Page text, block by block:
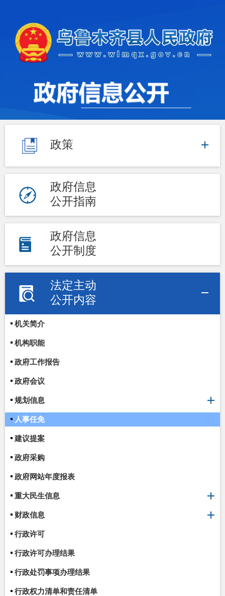
政策
政府信息
公开指南
政府信息
公开制度
法定主动
公开内容
机关简介
机构职能
政府工作报告
政府会议
规划信息
人事任免
建议提案
政府采购
政府网站年度报表
重大民生信息
财政信息
行政许可
行政许可办理结果
行政处罚事项办理结果
行政权力清单和责任清单